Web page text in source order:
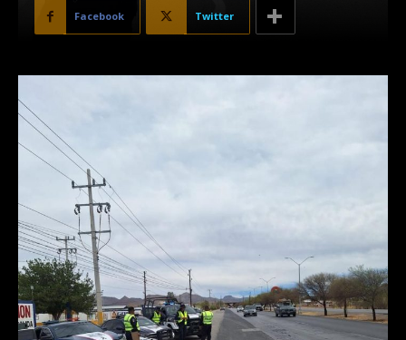
Facebook Twitter